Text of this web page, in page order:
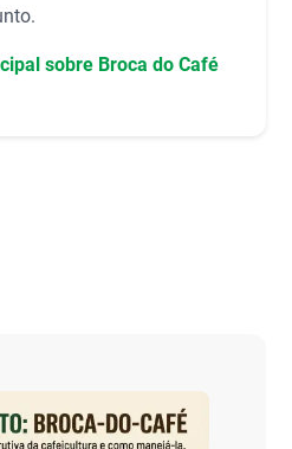
sobre Broca do Café